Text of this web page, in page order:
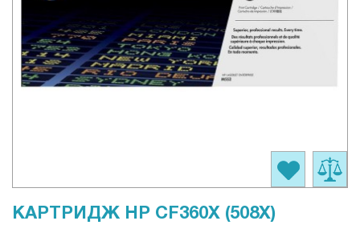
КАРТРИДЖ HP CF360X (508X)